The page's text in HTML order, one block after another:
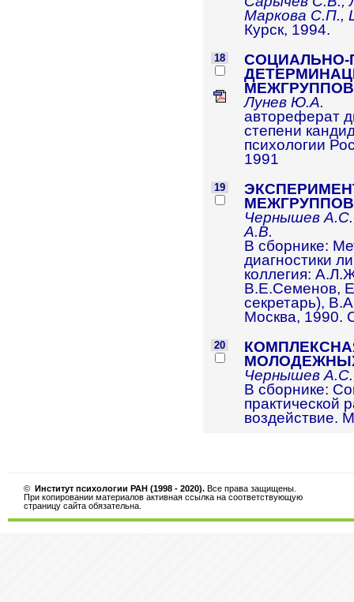
Маркова С.П.,
Курск, 1994.
18
СОЦИАЛЬНО-
Лунев Ю.А.
автореферат
степени
психологии
1991
19
Чернышев
А.В.
В сборнике:
диагностики
коллегия:
В.Е.Семенов,
секретарь),
Москва, 1990.
20
Чернышев
В сборнике:
практической
воздействие.
© Институт психологии РАН (1998 - 2020). Все права защищены.
При копировании материалов активная ссылка на соответствующую
страницу сайта обязательна.